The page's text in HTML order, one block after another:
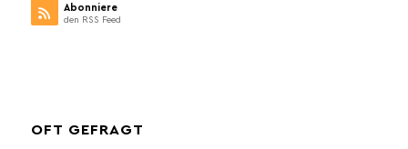
Abonniere
den RSS Feed
OFT GEFRAGT